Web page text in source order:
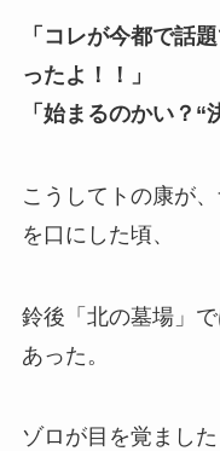
「コレが今都で話
ったよ！！」
「始まるのかい？“
こうしてトの康が
を口にした頃、
鈴後「北の墓場」
あった。
ゾロが目を覚まし